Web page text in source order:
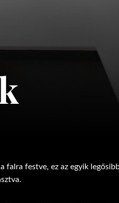
festve, ez az egyik